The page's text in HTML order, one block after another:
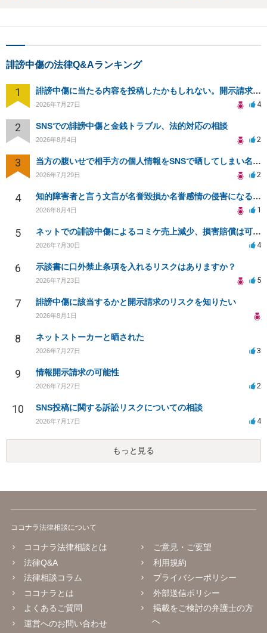
誹謗中傷の法律Q&Aランキング
1 誹謗中傷に当たる内容を投稿したかもしれない。開示請求や民事刑事裁判に発展しうるのか教えて欲しい。
2026年7月27日 4
2 SNSでの誹謗中傷と金銭トラブル、法的対応の相談
2026年8月4日 2
3 当方の腹いせで相手方の個人情報をSNSで晒してしまい名誉毀損させてしまったかもしれない
2026年7月29日 2
4 知的障害者と言う文言が名誉毀損か名誉感情の侵害になるか教えてほしい。
2026年8月4日 1
5 ネットでの誹謗中傷によるコミケ売上減少、損害賠償は可能か？
2026年7月30日 4
6 示談書に口外禁止条項を入れるリスクはありますか？
2026年7月23日 5
7 誹謗中傷に該当するかと開示請求のリスクを知りたい
2026年8月1日
8 ネットストーカーと晒された
2026年7月27日 3
9 情報開示請求の可能性
2026年7月27日 2
10 SNS投稿に関する訴訟リスクについての相談
2026年7月17日 4
もっと見る
ココナラ法律相談について
ココナラ法律相談とは
法律Q&A
法律相談コラム
ココナラとは
よくあるご質問
運営へのお問い合わせ
ご意見・ご要望
利用規約
プライバシーポリシー
外部送信ポリシー
掲載をご検討の弁護士の方
へ